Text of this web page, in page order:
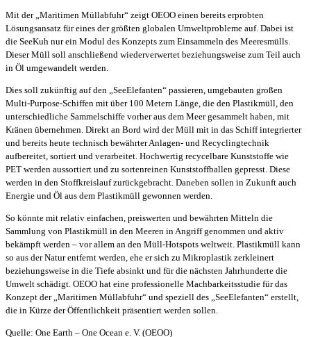
Mit der „Maritimen Müllabfuhr“ zeigt OEOO einen bereits erprobten
Lösungsansatz für eines der größten globalen Umweltprobleme auf. Dabei ist
die SeeKuh nur ein Modul des Konzepts zum Einsammeln des Meeresmülls.
Dieser Müll soll anschließend wiederverwertet beziehungsweise zum Teil auch
in Öl umgewandelt werden.
Dies soll zukünftig auf den „SeeElefanten“ passieren, umgebauten großen
Multi-Purpose-Schiffen mit über 100 Metern Länge, die den Plastikmüll, den
unterschiedliche Sammelschiffe vorher aus dem Meer gesammelt haben, mit
Kränen übernehmen. Direkt an Bord wird der Müll mit in das Schiff integrierter
und bereits heute technisch bewährter Anlagen- und Recyclingtechnik
aufbereitet, sortiert und verarbeitet. Hochwertig recycelbare Kunststoffe wie
PET werden aussortiert und zu sortenreinen Kunststoffballen gepresst. Diese
werden in den Stoffkreislauf zurückgebracht. Daneben sollen in Zukunft auch
Energie und Öl aus dem Plastikmüll gewonnen werden.
So könnte mit relativ einfachen, preiswerten und bewährten Mitteln die
Sammlung von Plastikmüll in den Meeren in Angriff genommen und aktiv
bekämpft werden – vor allem an den Müll-Hotspots weltweit. Plastikmüll kann
so aus der Natur entfernt werden, ehe er sich zu Mikroplastik zerkleinert
beziehungsweise in die Tiefe absinkt und für die nächsten Jahrhunderte die
Umwelt schädigt. OEOO hat eine professionelle Machbarkeitsstudie für das
Konzept der „Maritimen Müllabfuhr“ und speziell des „SeeElefanten“ erstellt,
die in Kürze der Öffentlichkeit präsentiert werden sollen.
Quelle: One Earth – One Ocean e. V. (OEOO)